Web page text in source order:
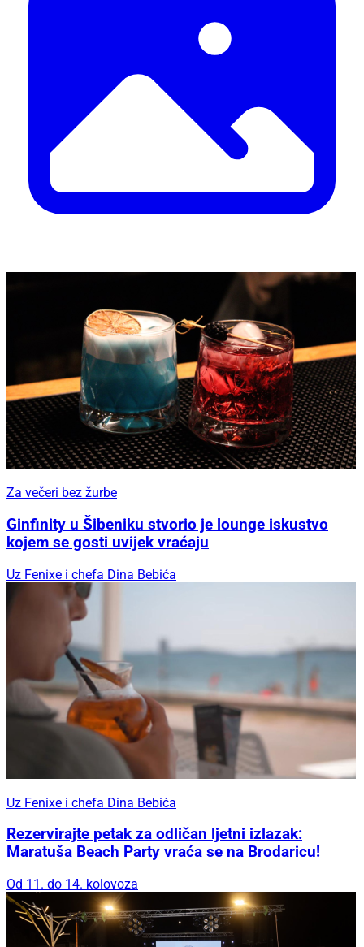
XVIII. Burnumske ide u Eko kampusu „Krka“ u
Puljanima – dan posvećen rimskoj baštini,
Za večeri bez žurbe
Za večeri bez žurbe
Ginfinity u Šibeniku stvorio je lounge iskustvo
kojem se gosti uvijek vraćaju
Uz Fenixe i chefa Dina Bebića